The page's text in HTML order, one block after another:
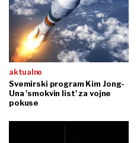
aktualno
Svemirski program Kim Jong-
Una 'smokvin list' za vojne
pokuse